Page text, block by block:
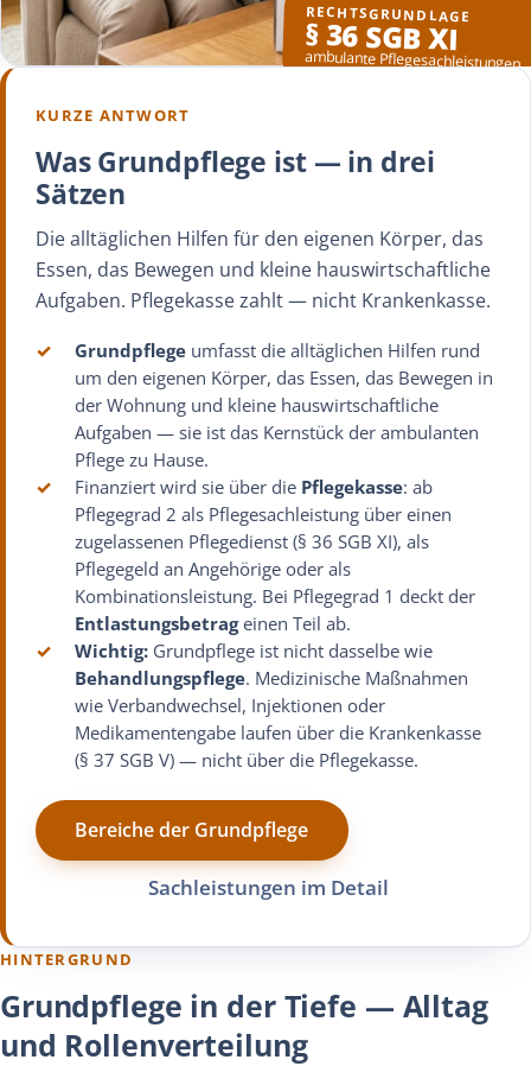
RECHTSGRUNDLAGE
§ 36 SGB XI
ambulante Pflegesachleistungen
KURZE ANTWORT
Was Grundpflege ist — in drei
Sätzen
Die alltäglichen Hilfen für den eigenen Körper, das
Essen, das Bewegen und kleine hauswirtschaftliche
Aufgaben. Pflegekasse zahlt — nicht Krankenkasse.
✓ Grundpflege umfasst die alltäglichen Hilfen rund
um den eigenen Körper, das Essen, das Bewegen in
der Wohnung und kleine hauswirtschaftliche
Aufgaben — sie ist das Kernstück der ambulanten
Pflege zu Hause.
✓
Finanziert wird sie über die Pflegekasse: ab
Pflegegrad 2 als Pflegesachleistung über einen
zugelassenen Pflegedienst (§ 36 SGB XI), als
Pflegegeld an Angehörige oder als
Kombinationsleistung. Bei Pflegegrad 1 deckt der
Entlastungsbetrageinen Teil ab.
✓
Wichtig: Grundpflege ist nicht dasselbe wie
Behandlungspflege. Medizinische Maßnahmen
wie Verbandwechsel, Injektionen oder
Medikamentengabe laufen über die Krankenkasse
(§ 37 SGB V) — nicht über die Pflegekasse.
Bereiche der Grundpflege
Sachleistungen im Detail
HINTERGRUND
Grundpflege in der Tiefe — Alltag
und Rollenverteilung